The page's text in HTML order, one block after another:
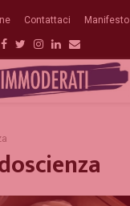
Contattaci Manifesto
Facebook
Twitter
Instagram
Linkedin
Email